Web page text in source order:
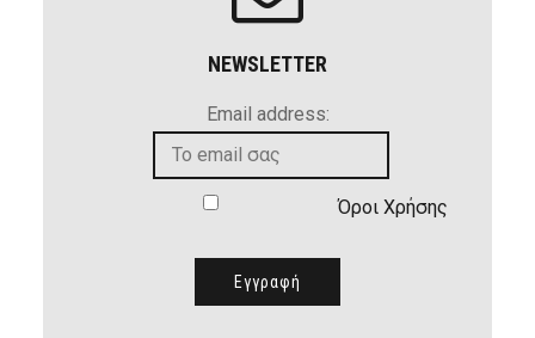
NEWSLETTER
Email address:
Όροι Χρήσης